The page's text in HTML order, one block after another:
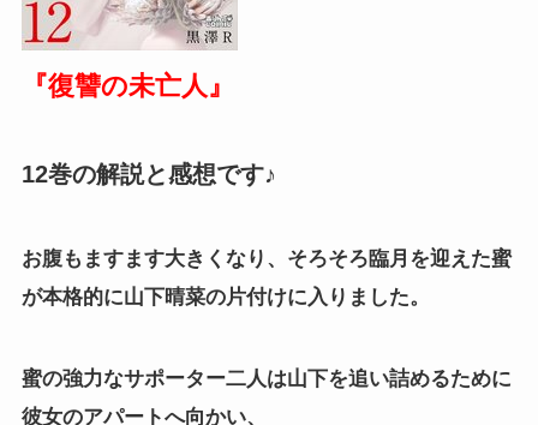
『復讐の未亡人』
12巻の解説と感想です♪
お腹もますます大きくなり、そろそろ臨月を迎えた蜜
が本格的に山下晴菜の片付けに入りました。
蜜の強力なサポーター二人は山下を追い詰めるために
彼女のアパートへ向かい、